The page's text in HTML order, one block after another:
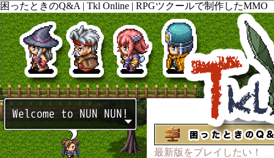
困ったときのQ&A | Tkl Online | RPGツクールで制作したMMO
風 オープンワールド ロールプレイング PCゲームの ダウンロ
ードと販売。開発ブログやtwitterも随時更新してますので見て
下さい。
最新版をプレイしたい！